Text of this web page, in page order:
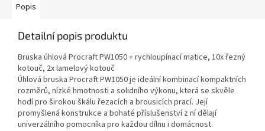
Popis
Detailní popis produktu
Bruska úhlová Procraft PW1050 + rychloupínací matice, 10x řezný
kotouč, 2x lamelový kotouč
Úhlová bruska Procraft PW1050 je ideální kombinací kompaktních
rozměrů, nízké hmotnosti a solidního výkonu, která se skvěle
hodí pro širokou škálu řezacích a brousicích prací. Její
promyšlená konstrukce a bohaté příslušenství z ní dělají
univerzálního pomocníka pro každou dílnu i domácnost.